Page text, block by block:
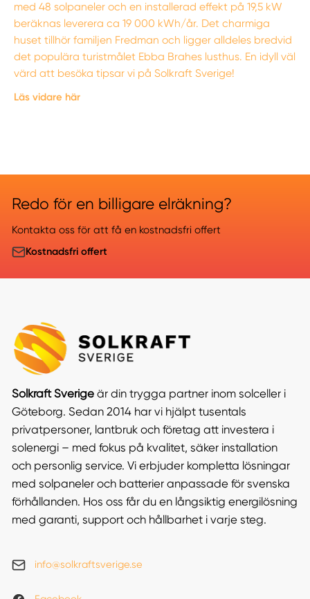
med 48 solpaneler och en installerad effekt på 19,5 kW
beräknas leverera ca 19 000 kWh/år. Det charmiga
huset tillhör familjen Fredman och ligger alldeles bredvid
det populära turistmålet Ebba Brahes lusthus. En idyll väl
värd att besöka tipsar vi på Solkraft Sverige!
Läs vidare här
Redo för en billigare elräkning?
Kontakta oss för att få en kostnadsfri offert
Kostnadsfri offert
Solkraft Sverigeär din trygga partner inom solceller i
Göteborg. Sedan 2014 har vi hjälpt tusentals
privatpersoner, lantbruk och företag att investera i
solenergi – med fokus på kvalitet, säker installation
och personlig service. Vi erbjuder kompletta lösningar
med solpaneler och batterier anpassade för svenska
förhållanden. Hos oss får du en långsiktig energilösning
med garanti, support och hållbarhet i varje steg.
info@solkraftsverige.se